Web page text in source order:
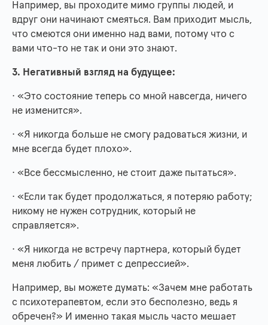
Например, вы проходите мимо группы людей, и
вдруг они начинают смеяться. Вам приходит мысль,
что смеются они именно над вами, потому что с
вами что-то не так и они это знают.
3. Негативный взгляд на будущее:
· «Это состояние теперь со мной навсегда, ничего
не изменится».
· «Я никогда больше не смогу радоваться жизни, и
мне всегда будет плохо».
· «Все бессмысленно, не стоит даже пытаться».
· «Если так будет продолжаться, я потеряю работу;
никому не нужен сотрудник, который не
справляется».
· «Я никогда не встречу партнера, который будет
меня любить / примет с депрессией».
Например, вы можете думать: «Зачем мне работать
с психотерапевтом, если это бесполезно, ведь я
обречен?» И именно такая мысль часто мешает